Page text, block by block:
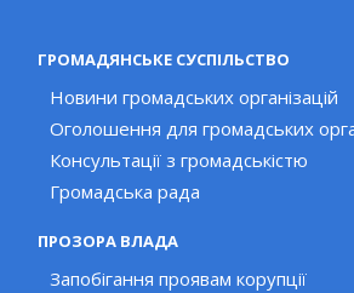
ГРОМАДЯНСЬКЕ СУСПІЛЬСТВО
Новини громадських організацій
Оголошення для громадських
Консультації з громадськістю
Громадська рада
ПРОЗОРА ВЛАДА
Запобігання проявам корупції